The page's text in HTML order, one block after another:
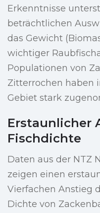
Erkenntnisse
beträchtlichen
das Gewicht
wichtiger
Populationen von
Zitterrochen haben
Gebiet stark
Erstaunlicher
Fischdichte
Daten aus der NTZ
zeigen einen
Vierfachen Anstieg
Dichte von